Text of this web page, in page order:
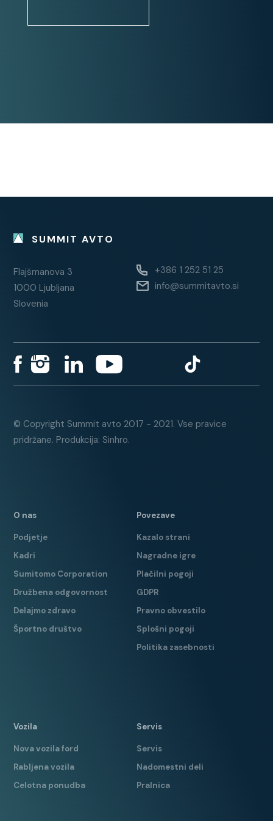
SUMMIT AVTO
Flajšmanova 3
1000 Ljubljana
Slovenia
+386 1 252 51 25
info@summitavto.si
© Copyright Summit avto 2017 - 2021. Vse pravice
pridržane. Produkcija: Sinhro.
O nas
Podjetje
Kadri
Sumitomo Corporation
Družbena odgovornost
Delajmo zdravo
Športno društvo
Povezave
Kazalo strani
Nagradne igre
Plačilni pogoji
GDPR
Pravno obvestilo
Splošni pogoji
Politika zasebnosti
Vozila
Nova vozila ford
Rabljena vozila
Celotna ponudba
Servis
Servis
Nadomestni deli
Pralnica